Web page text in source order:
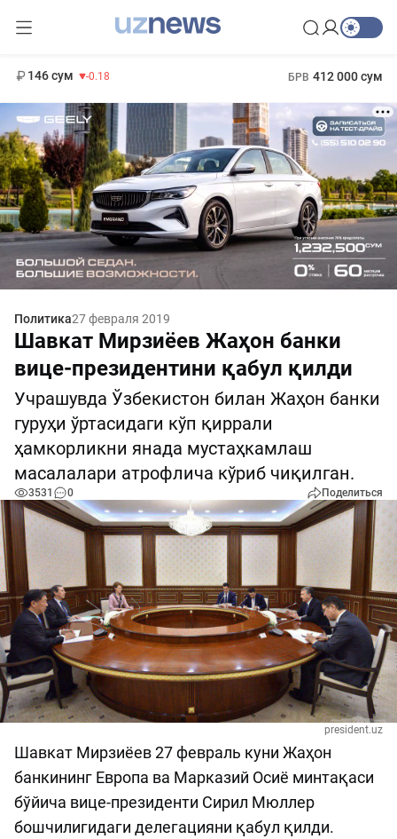
146 сум -0.18 БРВ 412 000 сум
Политика27 февраля 2019
Шавкат Мирзиёев Жаҳон банки
вице-президентини қабул қилди
Учрашувда Ўзбекистон билан Жаҳон банки
гуруҳи ўртасидаги кўп қиррали
ҳамкорликни янада мустаҳкамлаш
масалалари атрофлича кўриб чиқилган.
3531 0 Поделиться
president.uz
Шавкат Мирзиёев 27 февраль куни Жаҳон
банкининг Европа ва Марказий Осиё минтақаси
бўйича вице-президенти Сирил Мюллер
бошчилигидаги делегацияни қабул қилди.